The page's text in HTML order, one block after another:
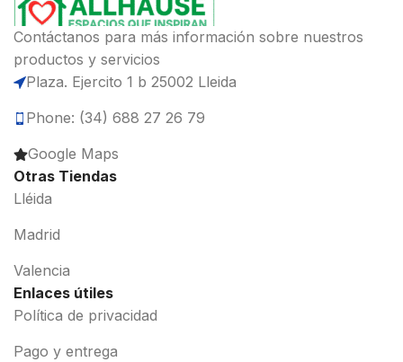
Contáctanos para más información sobre nuestros
productos y servicios
Plaza. Ejercito 1 b 25002 Lleida
Phone: (34) 688 27 26 79
Google Maps
Otras Tiendas
Lléida
Madrid
Valencia
Enlaces útiles
Política de privacidad
Pago y entrega